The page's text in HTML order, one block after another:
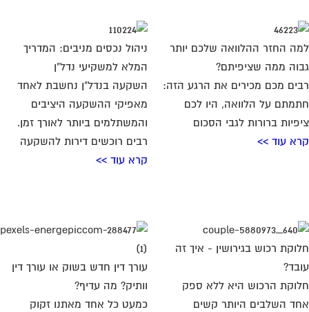
החזר ההלוואה שלכם יותר
ממה שציפיתם?
מכם מכירים את הרגע הזה:
על הלוואה, היו לכם
ברורות לגבי הסכום
עוד >>
ניהול נכסים מניבים: המדריך
המלא למשקיעי נדל"ן
השקעה בנדל"ן נחשבת לאחד
מאפיקי ההשקעה היציבים
והמשתלמים ביותר לאורך זמן.
רבים רוכשים דירות להשקעה
קרא עוד >>
רכוש בגירושין - איך זה
הרכוש היא ללא ספק
השלבים היותר קשים
עורך דין חדש בשוק או עורך דין
וותיק? מה עדיף?
כמעט כל אחד מאתנו זקוק